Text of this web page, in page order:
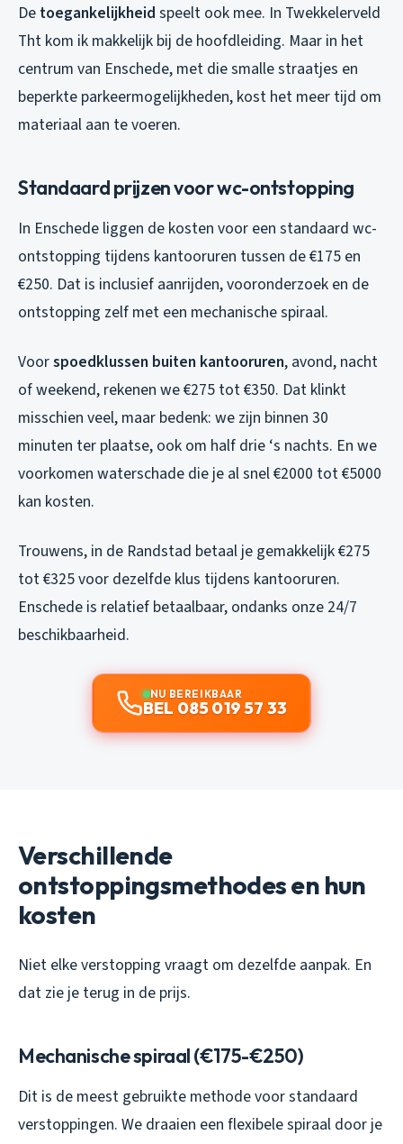
De toegankelijkheid speelt ook mee. In Twekkelerveld
Tht kom ik makkelijk bij de hoofdleiding. Maar in het
centrum van Enschede, met die smalle straatjes en
beperkte parkeermogelijkheden, kost het meer tijd om
materiaal aan te voeren.
Standaard prijzen voor wc-ontstopping
In Enschede liggen de kosten voor een standaard wc-
ontstopping tijdens kantooruren tussen de €175 en
€250. Dat is inclusief aanrijden, vooronderzoek en de
ontstopping zelf met een mechanische spiraal.
Voorspoedklussen buiten kantooruren, avond, nacht
of weekend, rekenen we €275 tot €350. Dat klinkt
misschien veel, maar bedenk: we zijn binnen 30
minuten ter plaatse, ook om half drie ‘s nachts. En we
voorkomen waterschade die je al snel €2000 tot €5000
kan kosten.
Trouwens, in de Randstad betaal je gemakkelijk €275
tot €325 voor dezelfde klus tijdens kantooruren.
Enschede is relatief betaalbaar, ondanks onze 24/7
beschikbaarheid.
NU BEREIKBAAR
BEL 085 019 57 33
Verschillende
ontstoppingsmethodes en hun
kosten
Niet elke verstopping vraagt om dezelfde aanpak. En
dat zie je terug in de prijs.
Mechanische spiraal (€175-€250)
Dit is de meest gebruikte methode voor standaard
verstoppingen. We draaien een flexibele spiraal door je